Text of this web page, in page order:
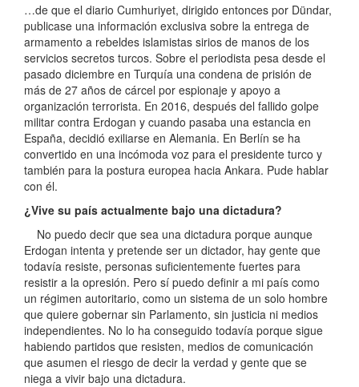
…de que el diario Cumhuriyet, dirigido entonces por Dündar,
publicase una información exclusiva sobre la entrega de
armamento a rebeldes islamistas sirios de manos de los
servicios secretos turcos. Sobre el periodista pesa desde el
pasado diciembre en Turquía una condena de prisión de
más de 27 años de cárcel por espionaje y apoyo a
organización terrorista. En 2016, después del fallido golpe
militar contra Erdogan y cuando pasaba una estancia en
España, decidió exiliarse en Alemania. En Berlín se ha
convertido en una incómoda voz para el presidente turco y
también para la postura europea hacia Ankara. Pude hablar
con él.
¿Vive su país actualmente bajo una dictadura?
No puedo decir que sea una dictadura porque aunque
Erdogan intenta y pretende ser un dictador, hay gente que
todavía resiste, personas suficientemente fuertes para
resistir a la opresión. Pero sí puedo definir a mi país como
un régimen autoritario, como un sistema de un solo hombre
que quiere gobernar sin Parlamento, sin justicia ni medios
independientes. No lo ha conseguido todavía porque sigue
habiendo partidos que resisten, medios de comunicación
que asumen el riesgo de decir la verdad y gente que se
niega a vivir bajo una dictadura.